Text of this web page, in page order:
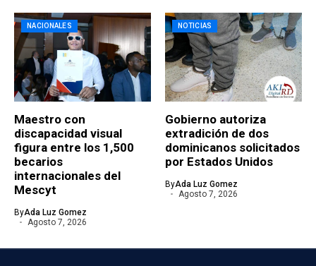
NACIONALES
Maestro con
discapacidad visual
figura entre los 1,500
becarios
internacionales del
Mescyt
ByAda Luz Gomez
Agosto 7, 2026
NOTICIAS
Gobierno autoriza
extradición de dos
dominicanos solicitados
por Estados Unidos
ByAda Luz Gomez
Agosto 7, 2026